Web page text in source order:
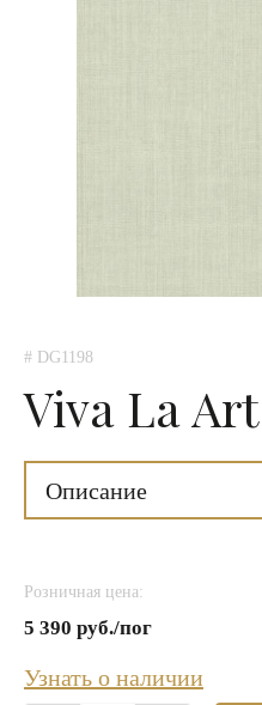
# DG1198
Viva La Art
Описание
Розничная цена:
5 390 руб./пог
Узнать о наличии